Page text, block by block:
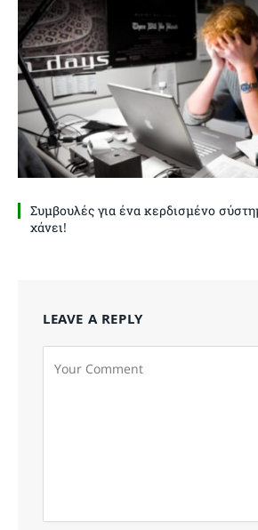
Συμβουλές για ένα κερδισμένο
χάνει!
LEAVE A REPLY